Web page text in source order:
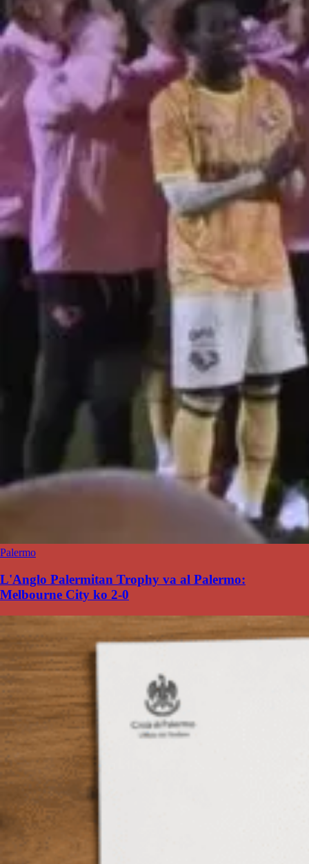
Palermo
L'Anglo Palermitan Trophy va al Palermo:
Melbourne City ko 2-0